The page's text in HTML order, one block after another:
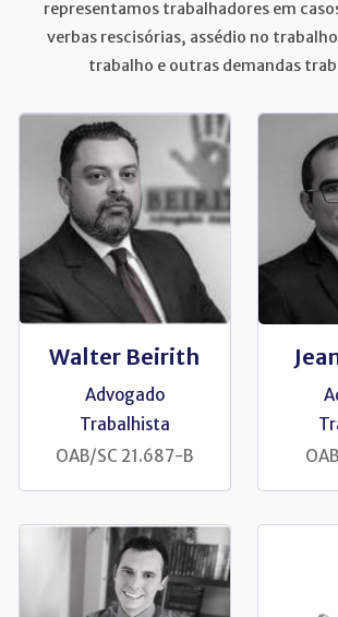
representamos trabalhadores em
verbas rescisórias, assédio no
trabalho e outras demandas
Walter Beirith
Advogado
Trabalhista
OAB/SC 21.687-B